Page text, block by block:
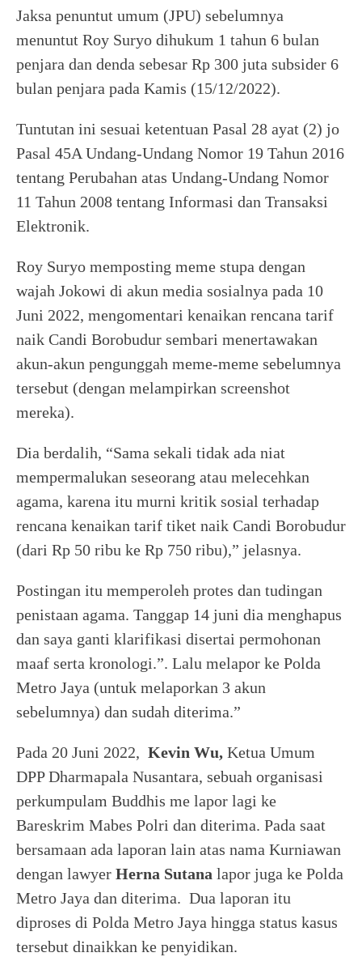
Jaksa penuntut umum (JPU) sebelumnya
menuntut Roy Suryo dihukum 1 tahun 6 bulan
penjara dan denda sebesar Rp 300 juta subsider 6
bulan penjara pada Kamis (15/12/2022).
Tuntutan ini sesuai ketentuan Pasal 28 ayat (2) jo
Pasal 45A Undang-Undang Nomor 19 Tahun 2016
tentang Perubahan atas Undang-Undang Nomor
11 Tahun 2008 tentang Informasi dan Transaksi
Elektronik.
Roy Suryo memposting meme stupa dengan
wajah Jokowi di akun media sosialnya pada 10
Juni 2022, mengomentari kenaikan rencana tarif
naik Candi Borobudur sembari menertawakan
akun-akun pengunggah meme-meme sebelumnya
tersebut (dengan melampirkan screenshot
mereka).
Dia berdalih, “Sama sekali tidak ada niat
mempermalukan seseorang atau melecehkan
agama, karena itu murni kritik sosial terhadap
rencana kenaikan tarif tiket naik Candi Borobudur
(dari Rp 50 ribu ke Rp 750 ribu),” jelasnya.
Postingan itu memperoleh protes dan tudingan
penistaan agama. Tanggap 14 juni dia menghapus
dan saya ganti klarifikasi disertai permohonan
maaf serta kronologi.”. Lalu melapor ke Polda
Metro Jaya (untuk melaporkan 3 akun
sebelumnya) dan sudah diterima.”
Pada 20 Juni 2022, Kevin Wu, Ketua Umum
DPP Dharmapala Nusantara, sebuah organisasi
perkumpulam Buddhis me lapor lagi ke
Bareskrim Mabes Polri dan diterima. Pada saat
bersamaan ada laporan lain atas nama Kurniawan
dengan lawyer Herna Sutana lapor juga ke Polda
Metro Jaya dan diterima. Dua laporan itu
diproses di Polda Metro Jaya hingga status kasus
tersebut dinaikkan ke penyidikan.